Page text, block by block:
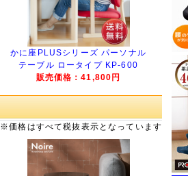
かに座PLUSシリーズ パーソナル
テーブル ロータイプ KP-600
販売価格：41,800円
※価格はすべて税抜表示となっています